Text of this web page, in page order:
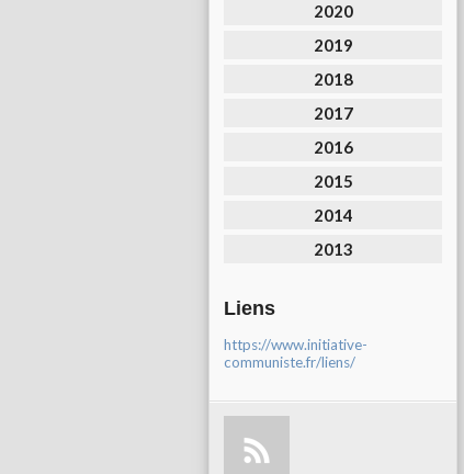
2020
2019
2018
2017
2016
2015
2014
2013
Liens
https://www.initiative-
communiste.fr/liens/